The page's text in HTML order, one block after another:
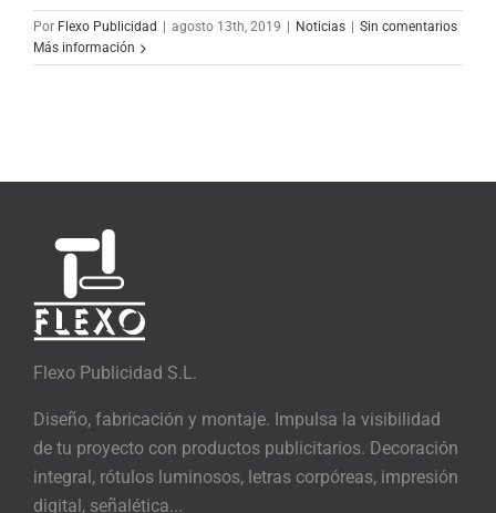
Por Flexo Publicidad agosto 13th, 2019 Noticias
Sin comentarios
Más información
Flexo Publicidad S.L.
Diseño, fabricación y montaje. Impulsa la visibilidad
de tu proyecto con productos publicitarios. Decoración
integral, rótulos luminosos, letras corpóreas, impresión
digital, señalética...